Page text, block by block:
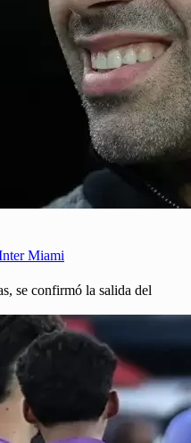
Miami
se confirmó la salida del